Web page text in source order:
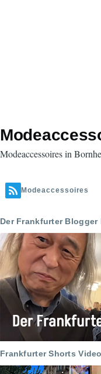
Modeaccessoires in
Modeaccessoires
Der Frankfurter Blogger
Frankfurter Shorts Video